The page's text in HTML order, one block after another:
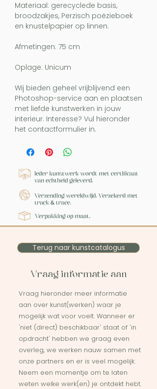
Materiaal: gerecyclede basis,
broodzakjes, Perzisch poëzieboek
en knustelpapier op linnen.
Afmetingen: 75 cm
Oplage: Unicum
Wij bieden geheel vrijblijvend een
Photoshop-service aan en plaatsen
met liefde kunstwerken in jouw
interieur. Interesse? Vul hieronder
het contactformulier in.
Terug naar kunstcatalogus
Vraag informatie aan
Vraag hieronder meer informatie
aan over kunst(werken) waar je
mogelijk wat voor voelt. Wanneer er
'niet (direct) beschikbaar' staat of 'in
opdracht' hebben we graag even
overleg, we werken nauw samen met
onze partners en er is veel mogelijk.
Neem een momentje om te laten
weten welke werk(en) je ontdekt hebt.